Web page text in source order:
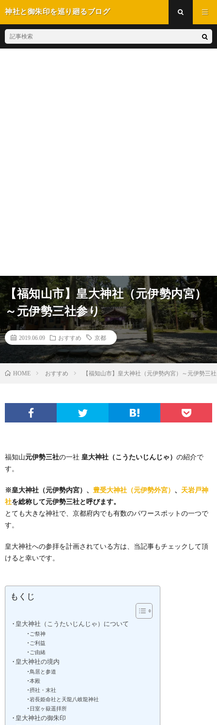
神社と御朱印を巡り廻るブログ
【福知山市】皇大神社（元伊勢内宮）
～元伊勢三社参り
2019.06.09 おすすめ 京都
HOME おすすめ 【福知山市】皇大神社（元伊勢内宮）～元伊勢三
福知山元伊勢三社の一社 皇大神社（こうたいじんじゃ） の紹介で
す。
※皇大神社（元伊勢内宮）、 豊受大神社（元伊勢外宮） 、 天岩戸神
社を総称して元伊勢三社と呼びます。
とても大きな神社で、京都府内でも有数のパワースポットの一つで
す。
皇大神社への参拝を計画されている方は、当記事もチェックして頂
けると幸いです。
もくじ
皇大神社（こうたいじんじゃ）について
ご祭神
ご利益
ご由緒
皇大神社の境内
鳥居と参道
本殿
摂社・末社
岩長姫命社と天龍八岐龍神社
日室ヶ嶽遥拝所
皇大神社の御朱印